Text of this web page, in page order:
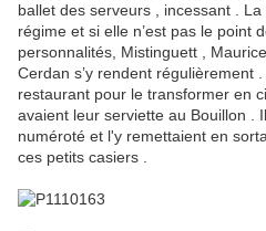
ballet des serveurs , incessant .
régime et si elle n’est pas le point
personnalités, Mistinguett ,
Cerdan s’y rendent régulièrement
restaurant pour le transformer en
avaient leur serviette au Bouillon .
numéroté et l'y remettaient en
ces petits casiers .